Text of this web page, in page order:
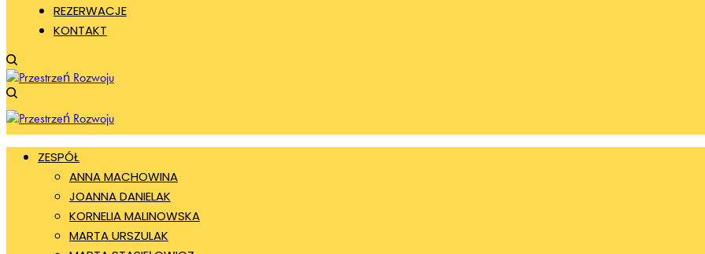
REZERWACJE
KONTAKT
ZESPÓŁ
ANNA MACHOWINA
JOANNA DANIELAK
KORNELIA MALINOWSKA
MARTA URSZULAK